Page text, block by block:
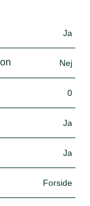
Ja
Nej
0
Ja
Ja
Forside